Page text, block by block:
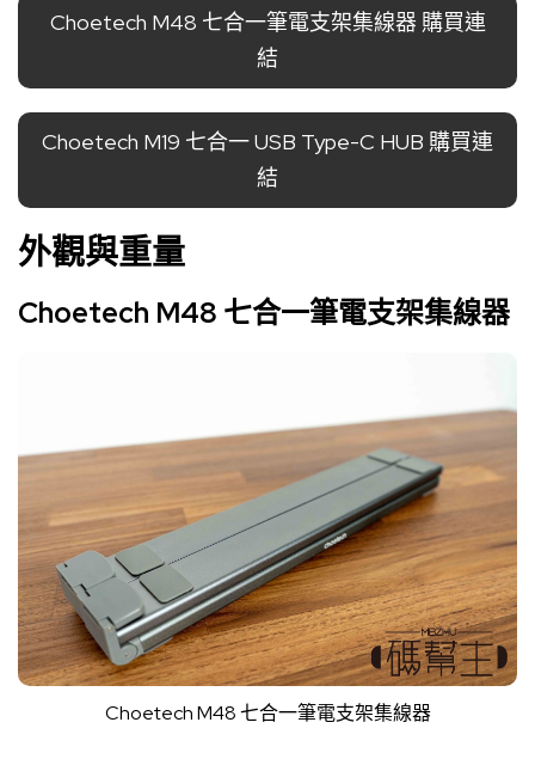
Choetech M48 七合一筆電支架集線器 購買連
結
Choetech M19 七合一 USB Type-C HUB 購買連
結
外觀與重量
Choetech M48 七合一筆電支架集線器
Choetech M48 七合一筆電支架集線器